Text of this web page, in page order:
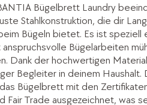
Bügelbrett Laundry
Stahlkonstruktion, die dir
Bügeln bietet. Es ist speziell
Bügelarbeiten
Dank der hochwertigen
Begleiter in deinem Haushalt.
Bügelbrett mit den
Fair Trade ausgezeichnet, was